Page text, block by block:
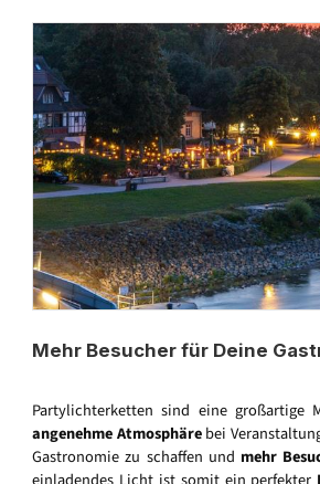
Mehr Besucher für Deine
Partylichterketten sind eine großartige
angenehme Atmosphärebei
Gastronomie zu schaffen und mehr